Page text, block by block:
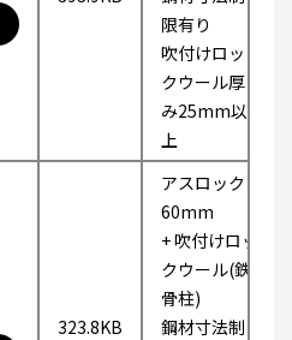
限有り
吹付けロッ
クウール厚
み25mm以
上
323.8KB
アスロック
60mm
+ 吹付けロッ
クウール(鉄
骨柱)
鋼材寸法制